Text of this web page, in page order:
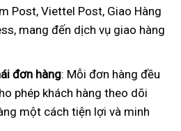
Post, Viettel Post, Giao Hàng
mang đến dịch vụ giao hàng
đơn hàng: Mỗi đơn hàng đều
phép khách hàng theo dõi
một cách tiện lợi và minh